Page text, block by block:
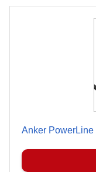
Anker